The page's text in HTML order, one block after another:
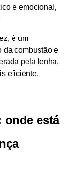
e emocional,
é um
da combustão e
pela lenha,
eficiente.
onde está